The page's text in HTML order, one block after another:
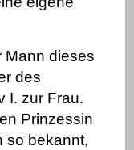
Mann dieses
des
I. zur Frau.
Prinzessin
so bekannt,